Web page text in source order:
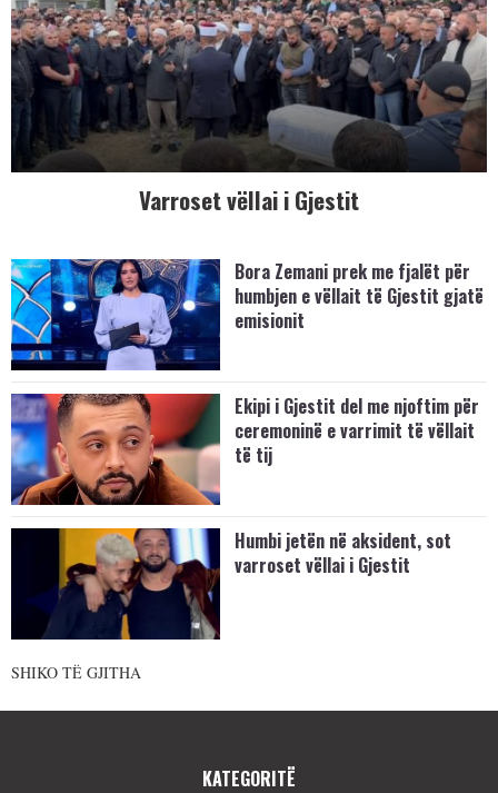
Varroset vëllai i Gjestit
Bora Zemani prek me fjalët për
humbjen e vëllait të Gjestit gjatë
emisionit
Ekipi i Gjestit del me njoftim për
ceremoninë e varrimit të vëllait
të tij
Humbi jetën në aksident, sot
varroset vëllai i Gjestit
SHIKO TË GJITHA
KATEGORITË